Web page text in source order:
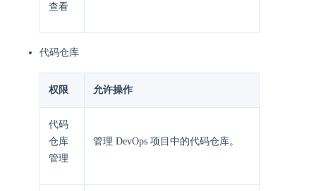
查看
代码仓库
权限 允许操作
代码
仓库
管理
管理 DevOps 项目中的代码仓库。